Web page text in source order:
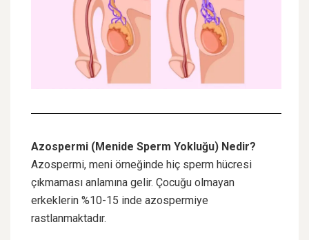
Azospermi (Menide Sperm Yokluğu) Nedir?
Azospermi, meni örneğinde hiç sperm hücresi
çıkmaması anlamına gelir. Çocuğu olmayan
erkeklerin %10-15 inde azospermiye
rastlanmaktadır.